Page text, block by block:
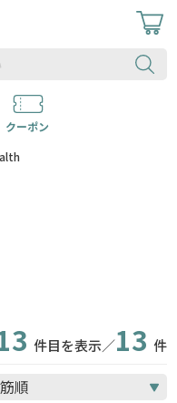
クーポン
件目を表示／13 件